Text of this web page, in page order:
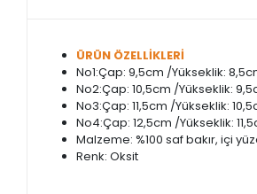
ÜRÜN ÖZELLİKLERİ
No1:Çap: 9,5cm /Yükseklik:
No2:Çap:10,5cm /Yükseklik:
No3:Çap: 11,5cm /Yükseklik:
No4:Çap: 12,5cm /Yükseklik:
Malzeme: %100 saf bakır, içi
Renk: Oksit